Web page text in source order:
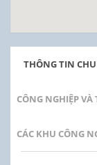
THÔNG TIN
CÔNG NGHIỆP
CÁC KHU CÔNG